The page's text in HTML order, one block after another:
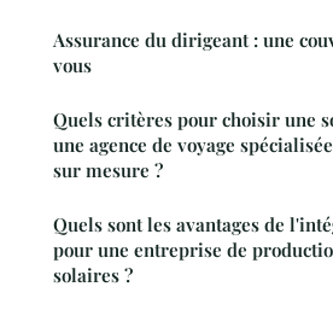
Assurance du dirigeant : une
vous
Quels critères pour choisir une
une agence de voyage
sur mesure ?
Quels sont les avantages de
pour une entreprise de
solaires ?